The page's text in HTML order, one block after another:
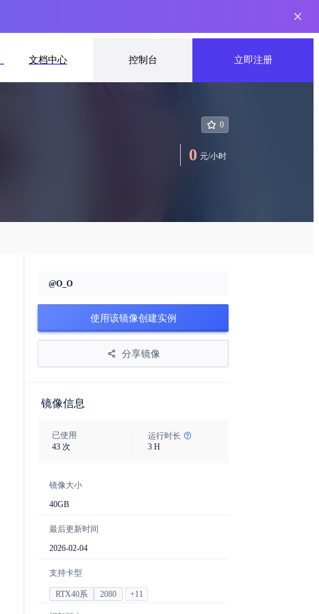
文档中心 控制台 立即注册
0
0 元/小时
@O_O
使用该镜像创建实例
分享镜像
镜像信息
已使用
43 次
运行时长
3H
镜像大小
40GB
最后更新时间
2026-02-04
支持卡型
RTX40系 2080 +11